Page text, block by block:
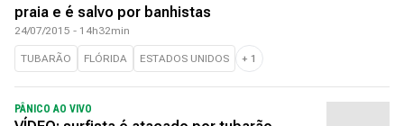
praia e é salvo por banhistas
24/07/2015 - 14h32min
TUBARÃO FLÓRIDA ESTADOS UNIDOS + 1
PÂNICO AO VIVO